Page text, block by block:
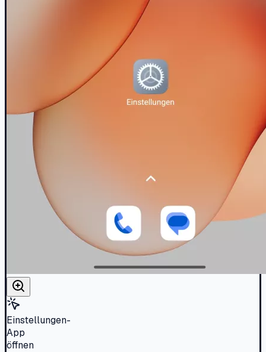
Einstellungen-
App
öffnen